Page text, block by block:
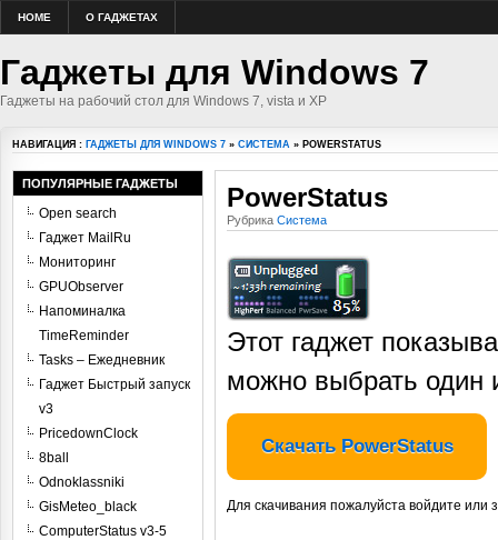
HOME О ГАДЖЕТАХ
Гаджеты для Windows 7
Гаджеты на рабочий стол для Windows 7, vista и XP
НАВИГАЦИЯ : ГАДЖЕТЫ ДЛЯ WINDOWS 7 » СИСТЕМА » POWERSTATUS
PowerStatus
Рубрика Система
Этот гаджет
можно выбрать один
Скачать PowerStatus
Для скачивания пожалуйста войдите или
ПОПУЛЯРНЫЕ ГАДЖЕТЫ
Open search
Гаджет MailRu
Мониторинг
GPUObserver
Напоминалка
TimeReminder
Tasks – Ежедневник
Гаджет Быстрый запуск
v3
PricedownClock
8ball
Odnoklassniki
GisMeteo_black
ComputerStatus v3-5